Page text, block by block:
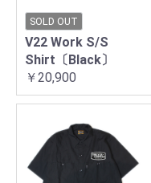
SOLD OUT
V22 Work S/S
Shirt〔Black〕
￥20,900